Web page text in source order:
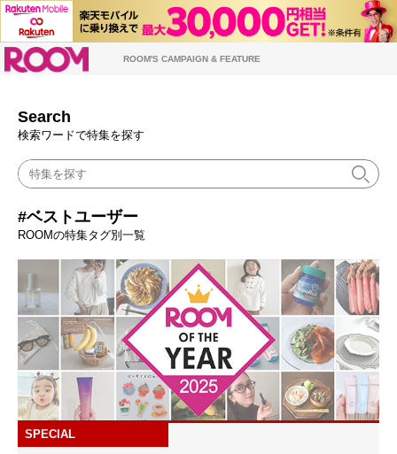
ROOM'S CAMPAIGN & FEATURE
Search
検索ワードで特集を探す
#ベストユーザー
ROOMの特集タグ別一覧
SPECIAL